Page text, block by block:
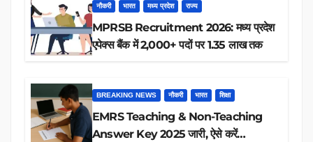
नौकरी भारत मध्य प्रदेश राज्य
MPRSB Recruitment 2026: मध्य प्रदेश
एपेक्स बैंक में 2,000+ पदों पर 1.35 लाख तक
BREAKING NEWS नौकरी भारत शिक्षा
EMRS Teaching & Non-Teaching
Answer Key 2025 जारी, ऐसे करें